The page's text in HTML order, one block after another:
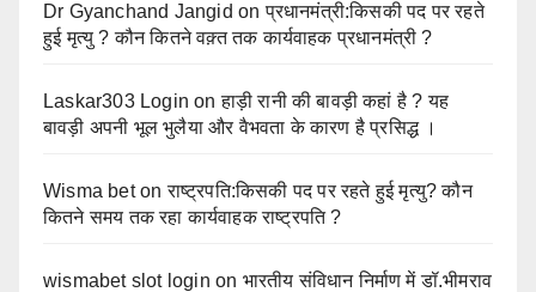
Dr Gyanchand Jangid onप्रधानमंत्री:किसकी पद पर रहते
हुई मृत्यु ? कौन कितने वक़्त तक कार्यवाहक प्रधानमंत्री ?
Laskar303 Login onहाड़ी रानी की बावड़ी कहां है ? यह
बावड़ी अपनी भूल भुलैया और वैभवता के कारण है प्रसिद्ध ।
Wisma betonराष्ट्रपति:किसकी पद पर रहते हुई मृत्यु? कौन
कितने समय तक रहा कार्यवाहक राष्ट्रपति ?
wismabet slot login on भारतीय संविधान निर्माण में डॉ.भीमराव